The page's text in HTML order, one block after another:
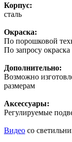
Корпус:
сталь
Окраска:
По порошковой
По запросу
Дополнительно:
Возможно
размерам
Аксессуары:
Регулируемые
Видео со